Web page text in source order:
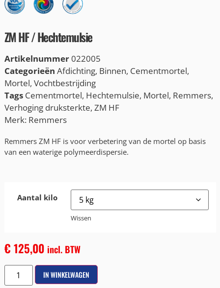
ZM HF / Hechtemulsie
Artikelnummer 022005
Categorieën Afdichting, Binnen, Cementmortel,
Mortel, Vochtbestrijding
Tags Cementmortel, Hechtemulsie, Mortel, Remmers,
Verhoging druksterkte, ZM HF
Merk: Remmers
Remmers ZM HF is voor verbetering van de mortel op basis
van een waterige polymeerdispersie.
Aantal kilo
Wissen
€ 125,00 incl. BTW
IN WINKELWAGEN